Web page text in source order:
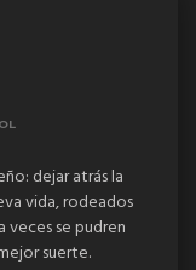
dejar atrás la
vida, rodeados
veces se pudren
suerte.